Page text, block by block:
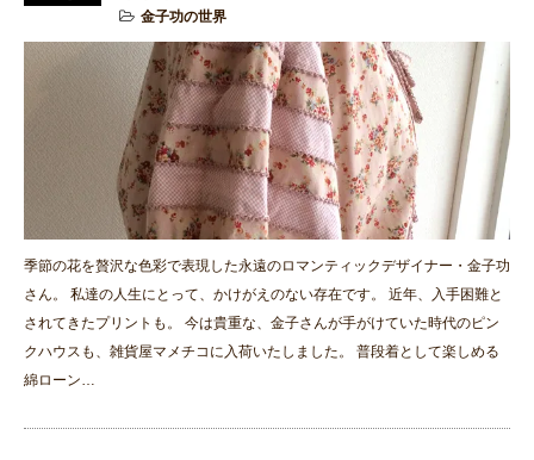
金子功の世界
季節の花を贅沢な色彩で表現した永遠のロマンティックデザイナー・金子功
さん。 私達の人生にとって、かけがえのない存在です。 近年、入手困難と
されてきたプリントも。 今は貴重な、金子さんが手がけていた時代のピン
クハウスも、雑貨屋マメチコに入荷いたしました。 普段着として楽しめる
綿ローン…